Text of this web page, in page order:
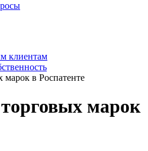
клиентам
марок в Роспатенте
марок